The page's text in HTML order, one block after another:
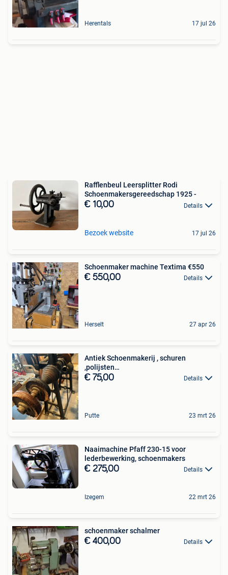
Herentals 17 jul 26
Rafflenbeul Leersplitter Rodi
Schoenmakersgereedschap 1925 -
€ 10,00 Details
Bezoek website 17 jul 26
Schoenmaker machine Textima €550
€ 550,00 Details
Herselt 27 apr 26
Antiek Schoenmakerij , schuren
,polijsten…
€ 75,00 Details
Putte 23 mrt 26
Naaimachine Pfaff 230-15 voor
lederbewerking, schoenmakers
€ 275,00 Details
Izegem 22 mrt 26
schoenmaker schalmer
€ 400,00 Details